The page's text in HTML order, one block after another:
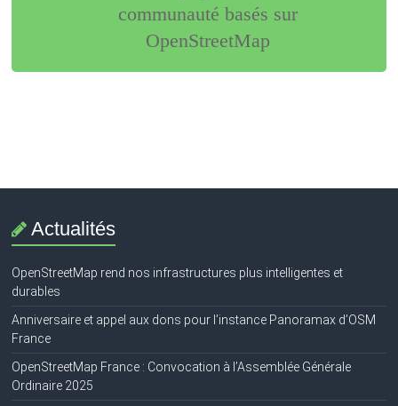
communauté basés sur
OpenStreetMap
Actualités
OpenStreetMap rend nos infrastructures plus intelligentes et
durables
Anniversaire et appel aux dons pour l’instance Panoramax d’OSM
France
OpenStreetMap France : Convocation à l’Assemblée Générale
Ordinaire 2025